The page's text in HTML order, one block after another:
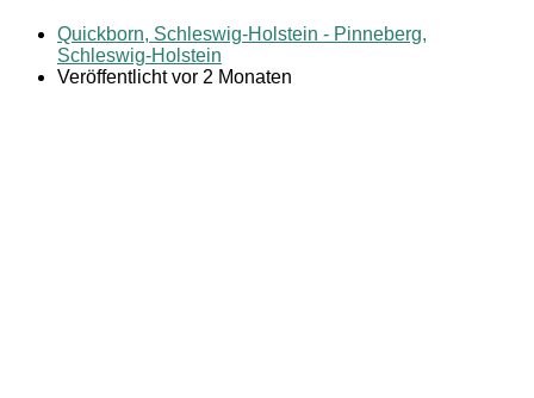
Quickborn, Schleswig-Holstein - Pinneberg,
Schleswig-Holstein
Veröffentlicht vor 2 Monaten